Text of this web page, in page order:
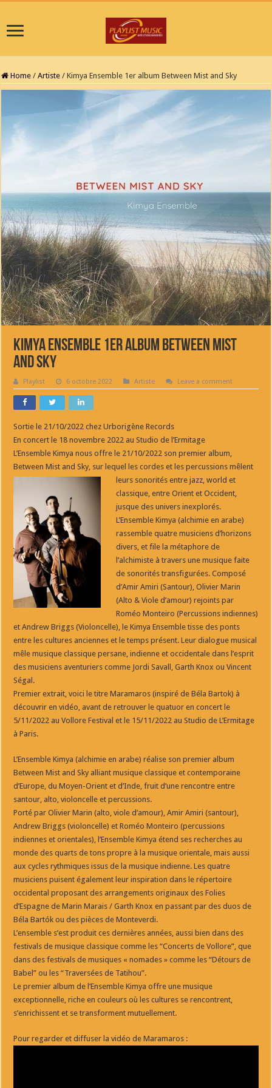
Home / Artiste / Kimya Ensemble 1er album Between Mist and Sky
Kimya Ensemble 1er album Between Mist
and Sky
Playlist 6 octobre 2022 Artiste Leave a comment
Sortie le 21/10/2022 chez Urborigène Records
En concert le 18 novembre 2022 au Studio de l’Ermitage
L’Ensemble Kimya nous offre le 21/10/2022 son premier album,
Between Mist and Sky, sur lequel les cordes et les percussions mêlent
leurs sonorités entre jazz, worldet
classique, entre Orient et Occident,
jusque des univers inexplorés.
L’Ensemble Kimya (alchimie en arabe)
rassemble quatre musiciens d’horizons
divers, et file la métaphore de
l’alchimiste à travers une musique faite
de sonorités transfigurées. Composé
d’Amir Amiri (Santour), Olivier Marin
(Alto & Viole d’amour) rejoints par
Roméo Monteiro (Percussions indiennes)
et Andrew Briggs (Violoncelle), le Kimya Ensemble tisse des ponts
entre les cultures anciennes et le temps présent. Leur dialogue musical
mêle musique classique persane, indienne et occidentale dans l’esprit
des musiciens aventuriers comme Jordi Savall, Garth Knox ou Vincent
Ségal.
Premier extrait, voici le titre Maramaros (inspiré de Béla Bartok) à
découvrir en vidéo, avant de retrouver le quatuor en concert le
5/11/2022 au Vollore Festival et le 15/11/2022 au Studio de L’Ermitage
à Paris.
L’Ensemble Kimya (alchimie en arabe) réalise son premier album
Between Mist and Sky alliant musique classique et contemporaine
d’Europe, du Moyen-Orient et d’Inde, fruit d’une rencontre entre
santour, alto, violoncelle et percussions.
Porté par Olivier Marin (alto, viole d’amour), Amir Amiri (santour),
Andrew Briggs (violoncelle) et Roméo Monteiro (percussions
indiennes et orientales), l’Ensemble Kimya étend ses recherches au
monde des quarts de tons propre à la musique orientale, mais aussi
aux cycles rythmiques issus de la musique indienne. Les quatre
musiciens puisent également leur inspiration dans le répertoire
occidental proposant des arrangements originaux des Folies
d’Espagne de Marin Marais / Garth Knox en passant par des duos de
Béla Bartók ou des pièces de Monteverdi.
L’ensemble s’est produit ces dernières années, aussi bien dans des
festivals de musique classique comme les “Concerts de Vollore”, que
dans des festivals de musiques « nomades » comme les “Détours de
Babel” ou les “Traversées de Tatihou”.
Le premier album de l’Ensemble Kimya offre une musique
exceptionnelle, riche en couleurs où les cultures se rencontrent,
s’enrichissent et se transforment mutuellement.
Pour regarder et diffuser la vidéo de Maramaros :